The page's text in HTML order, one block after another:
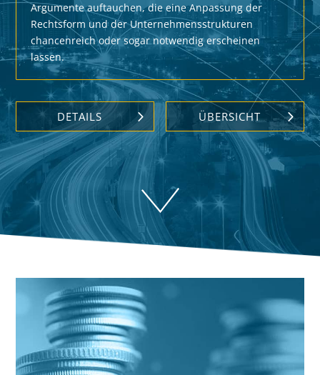
Argumente auftauchen, die eine Anpassung der
Rechtsform und der Unternehmensstrukturen
chancenreich oder sogar notwendig erscheinen
lassen.
DETAILS ÜBERSICHT